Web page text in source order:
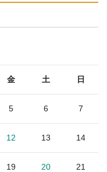
金 土 日
5 6 7
12 13 14
19 20 21